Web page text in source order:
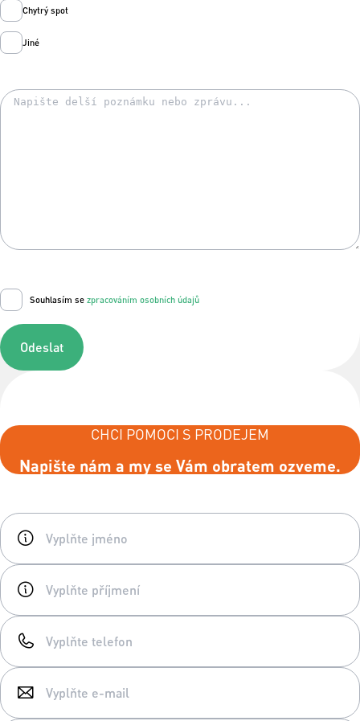
Chytrý spot
Jiné
Souhlasím se zpracováním osobních údajů
Odeslat
CHCI POMOCI S PRODEJEM
Napište nám a my se Vám obratem ozveme.